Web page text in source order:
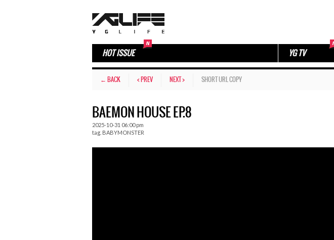
HOT ISSUE YG TV
← BACK < PREV NEXT > SHORT URL COPY
BAEMON HOUSE EP.8
2025-10-31 06:00 pm
tag. BABYMONSTER